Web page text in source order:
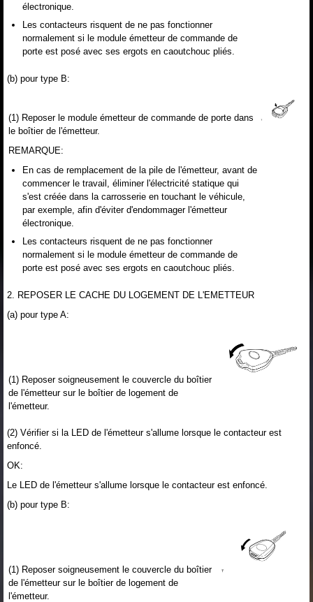
électronique.
Les contacteurs risquent de ne pas fonctionner
normalement si le module émetteur de commande de
porte est posé avec ses ergots en caoutchouc pliés.
(b) pour type B:
(1) Reposer le module émetteur de commande de porte dans
le boîtier de l'émetteur.
REMARQUE:
En cas de remplacement de la pile de l'émetteur, avant de
commencer le travail, éliminer l'électricité statique qui
s'est créée dans la carrosserie en touchant le véhicule,
par exemple, afin d'éviter d'endommager l'émetteur
électronique.
Les contacteurs risquent de ne pas fonctionner
normalement si le module émetteur de commande de
porte est posé avec ses ergots en caoutchouc pliés.
2. REPOSER LE CACHE DU LOGEMENT DE L'EMETTEUR
(a) pour type A:
(1) Reposer soigneusement le couvercle du boîtier
de l'émetteur sur le boîtier de logement de
l'émetteur.
(2) Vérifier si la LED de l'émetteur s'allume lorsque le contacteur est
enfoncé.
OK:
Le LED de l'émetteur s'allume lorsque le contacteur est enfoncé.
(b) pour type B:
(1) Reposer soigneusement le couvercle du boîtier
de l'émetteur sur le boîtier de logement de
l'émetteur.